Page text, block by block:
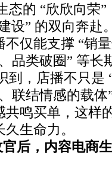
态的 “欣欣向荣
设” 的双向奔赴
仅能支撑 “销
品类破圈” 等长
到，店播不只是
联结情感的载
共鸣买单，这样
生命力。
后，内容电商